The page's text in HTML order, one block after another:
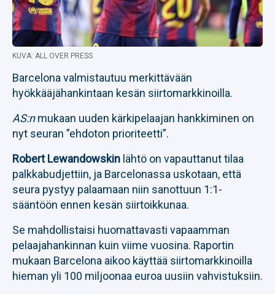
KUVA: ALL OVER PRESS
Barcelona valmistautuu merkittävään
hyökkääjähankintaan kesän siirtomarkkinoilla.
AS:nmukaan uuden kärkipelaajan hankkiminen on
nyt seuran ”ehdoton prioriteetti”.
Robert Lewandowskin lähtö on vapauttanut tilaa
palkkabudjettiin, ja Barcelonassa uskotaan, että
seura pystyy palaamaan niin sanottuun 1:1-
sääntöön ennen kesän siirtoikkunaa.
Se mahdollistaisi huomattavasti vapaamman
pelaajahankinnan kuin viime vuosina. Raportin
mukaan Barcelona aikoo käyttää siirtomarkkinoilla
hieman yli 100 miljoonaa euroa uusiin vahvistuksiin.